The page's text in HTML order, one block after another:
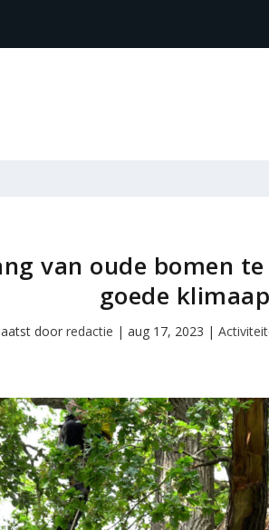
van oude bomen
goede
doorredactie |aug 17, 2023 |